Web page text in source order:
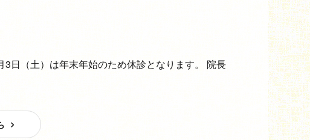
日（土）は年末年始のため休診となります。 院長